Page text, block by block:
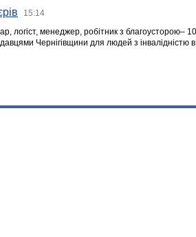
15:14
логіст, менеджер, робітник з благоусторою–
Чернігівщини для людей з інвалідністю